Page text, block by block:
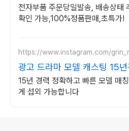
무료배송,당일발송
전자부품 주문당일발송, 배송상태
확인 가능,100%정품판매,초특가!
https://www.instagram.com/
광고 드라마 모델 캐스팅 15
15년 경력 정확하고 빠른 모델 매
게 섭외 가능합니다